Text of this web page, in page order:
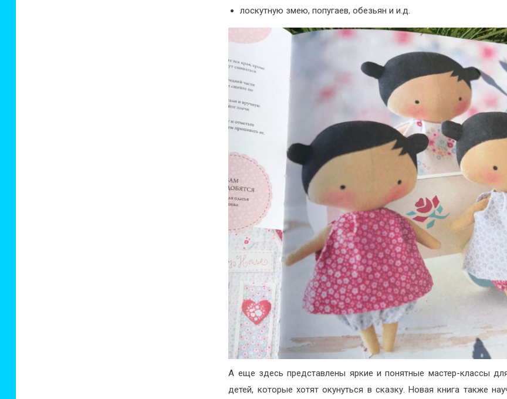
лоскутную змею, попугаев, обезьян и и.д.
А еще здесь представлены яркие и понятные мастер-классы
детей, которые хотят окунуться в сказку. Новая книга также